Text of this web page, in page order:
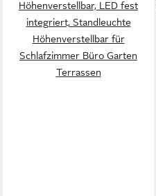
Höhenverstellbar, LED fest
integriert, Standleuchte
Höhenverstellbar für
Schlafzimmer Büro Garten
Terrassen